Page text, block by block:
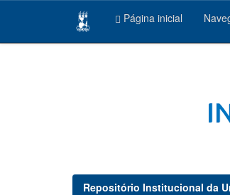
Página inicial
Repositório Institucional da